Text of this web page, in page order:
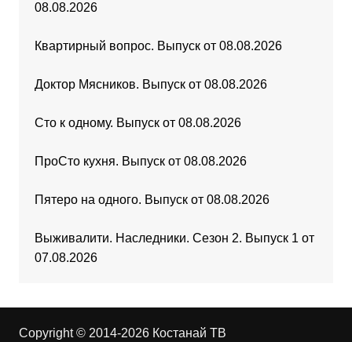
08.08.2026
Квартирный вопрос. Выпуск от 08.08.2026
Доктор Мясников. Выпуск от 08.08.2026
Сто к одному. Выпуск от 08.08.2026
ПроСто кухня. Выпуск от 08.08.2026
Пятеро на одного. Выпуск от 08.08.2026
Выживалити. Наследники. Сезон 2. Выпуск 1 от
07.08.2026
Copyright © 2014-2026 Костанай ТВ